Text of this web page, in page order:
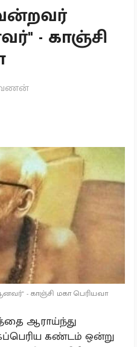
- காஞ்சி
- காஞ்சி மகா பெரியவா
ஆராய்ந்து
கண்டம் ஒன்று